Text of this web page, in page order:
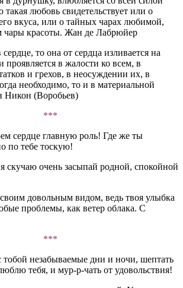
такая любовь свидетельствует или о
вкуса, или о тайных чарах любимой,
чары красоты. Жан де Лабрюйер
то она от сердца изливается на
в жалости ко всем, в
и грехов, в неосуждении их, в
необходимо, то и в материальной
Никон (Воробьев)
***
сердце главную роль! Где же ты
по тебе тоскую!
скучаю очень засыпай родной, спокойной
довольным видом, ведь твоя улыбка
проблемы, как ветер облака. С
***
тобой незабываемые дни и ночи, шептать
тебя, и мур-р-чать от удовольствия!